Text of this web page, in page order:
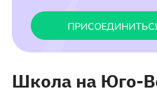
Школа на Юго-